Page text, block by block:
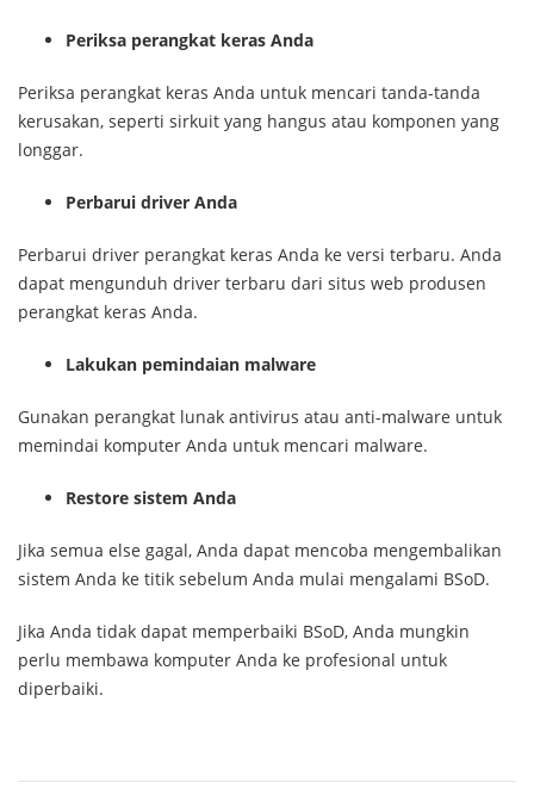
Periksa perangkat keras Anda
Periksa perangkat keras Anda untuk mencari tanda-tanda
kerusakan, seperti sirkuit yang hangus atau komponen yang
longgar.
Perbarui driver Anda
Perbarui driver perangkat keras Anda ke versi terbaru. Anda
dapat mengunduh driver terbaru dari situs web produsen
perangkat keras Anda.
Lakukan pemindaian malware
Gunakan perangkat lunak antivirus atau anti-malware untuk
memindai komputer Anda untuk mencari malware.
Restore sistem Anda
Jika semua else gagal, Anda dapat mencoba mengembalikan
sistem Anda ke titik sebelum Anda mulai mengalami BSoD.
Jika Anda tidak dapat memperbaiki BSoD, Anda mungkin
perlu membawa komputer Anda ke profesional untuk
diperbaiki.